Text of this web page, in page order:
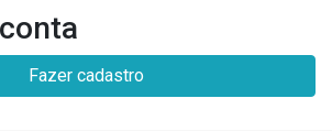
Fazer cadastro